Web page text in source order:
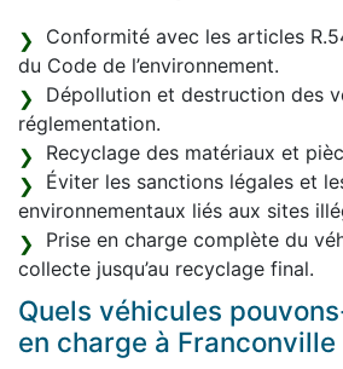
Conformité avec les articles
du Code de l’environnement.
Dépollution et destruction des
réglementation.
Recyclage des matériaux et
Éviter les sanctions légales et
environnementaux liés aux sites
Prise en charge complète du
collecte jusqu’au recyclage final.
Quels véhicules
en charge à Franconville